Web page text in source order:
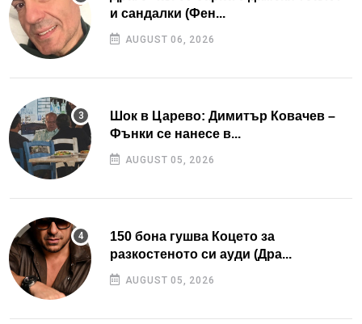
и сандалки (Фен...
AUGUST 06, 2026
Шок в Царево: Димитър Ковачев –
Фънки се нанесе в...
AUGUST 05, 2026
150 бона гушва Коцето за
разкостеното си ауди (Дра...
AUGUST 05, 2026